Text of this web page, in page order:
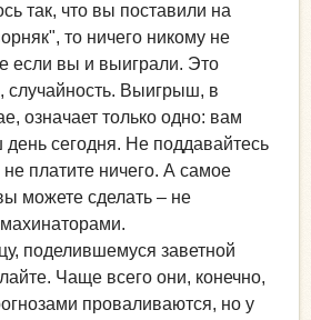
так, что вы поставили на
то ничего никому не
если вы и выиграли. Это
случайность. Выигрыш, в
означает только одно: вам
день сегодня. Не поддавайтесь
платите ничего. А самое
можете сделать – не
поделившемуся заветной
Чаще всего они, конечно,
проваливаются, но у